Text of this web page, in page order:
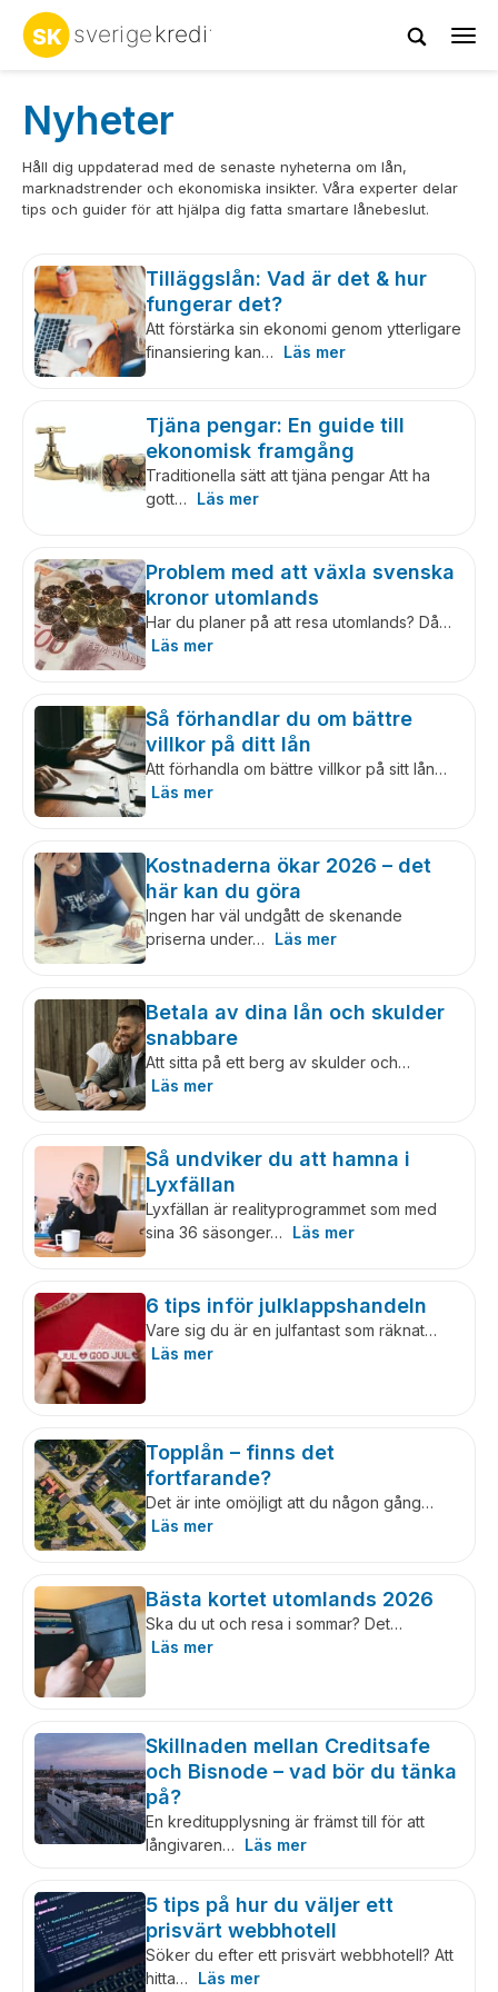
Nyheter
Håll dig uppdaterad med de senaste nyheterna om lån,
marknadstrender och ekonomiska insikter. Våra experter delar
tips och guider för att hjälpa dig fatta smartare lånebeslut.
Tilläggslån: Vad är det & hur
fungerar det?
Att förstärka sin ekonomi genom ytterligare
finansiering kan…
Läs mer
Tjäna pengar: En guide till
ekonomisk framgång
Traditionella sätt att tjäna pengar Att ha
gott…
Läs mer
Problem med att växla svenska
kronor utomlands
Har du planer på att resa utomlands? Då…
Läs mer
Så förhandlar du om bättre
villkor på ditt lån
Att förhandla om bättre villkor på sitt lån…
Läs mer
Kostnaderna ökar 2026 – det
här kan du göra
Ingen har väl undgått de skenande
priserna under…
Läs mer
Betala av dina lån och skulder
snabbare
Att sitta på ett berg av skulder och…
Läs mer
Så undviker du att hamna i
Lyxfällan
Lyxfällan är realityprogrammet som med
sina 36 säsonger…
Läs mer
6 tips inför julklappshandeln
Vare sig du är en julfantast som räknat…
Läs mer
Topplån – finns det
fortfarande?
Det är inte omöjligt att du någon gång…
Läs mer
Bästa kortet utomlands 2026
Ska du ut och resa i sommar? Det…
Läs mer
Skillnaden mellan Creditsafe
och Bisnode – vad bör du tänka
på?
En kreditupplysning är främst till för att
långivaren…
Läs mer
5 tips på hur du väljer ett
prisvärt webbhotell
Söker du efter ett prisvärt webbhotell? Att
hitta…
Läs mer